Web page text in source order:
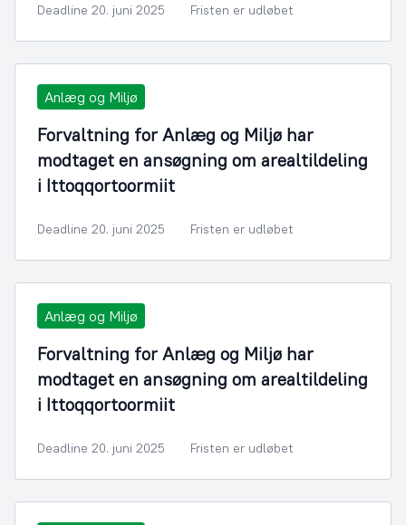
Deadline 20. juni 2025 Fristen er udløbet
Anlæg og Miljø
Forvaltning for Anlæg og Miljø har
modtaget en ansøgning om arealtildeling
i Ittoqqortoormiit
Deadline 20. juni 2025 Fristen er udløbet
Anlæg og Miljø
Forvaltning for Anlæg og Miljø har
modtaget en ansøgning om arealtildeling
i Ittoqqortoormiit
Deadline 20. juni 2025 Fristen er udløbet